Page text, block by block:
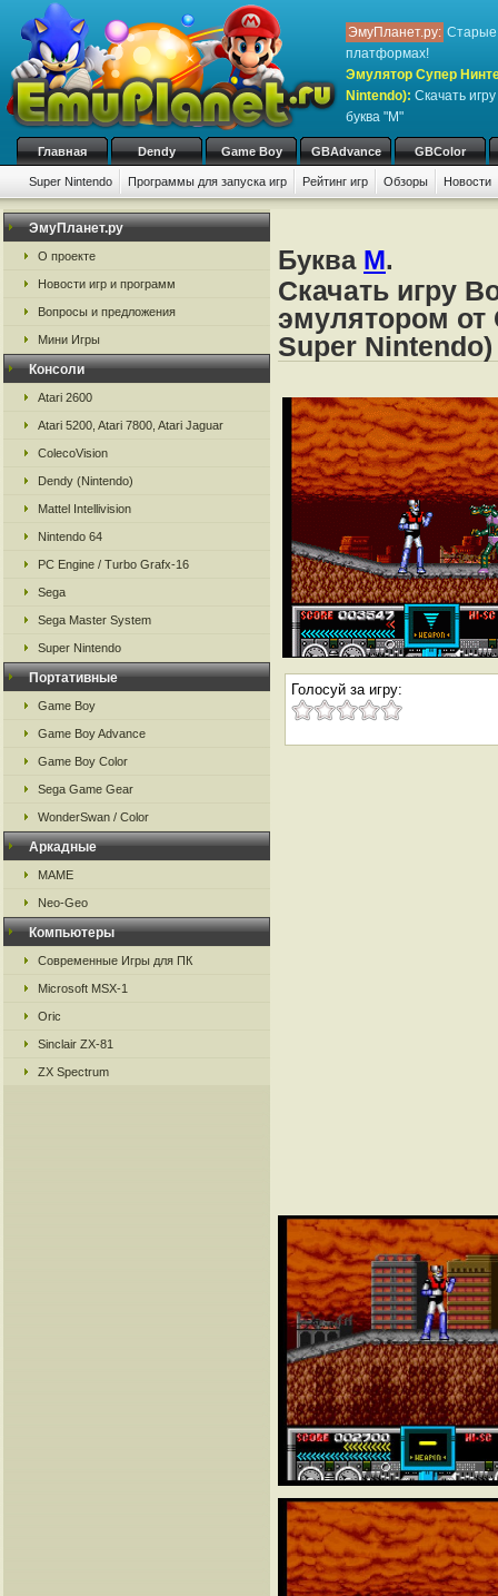
ЭмуПланет.ру: Старые
платформах!
Эмулятор Супер
Nintendo): Скачать игру
буква "M"
Главная Dendy Game Boy GBAdvance GBColor
Super Nintendo Программы для запуска игр Рейтинг игр Обзоры Новости
Игры: # A B C D E F G H I
ЭмуПланет.ру
О проекте
Новости игр и программ
Вопросы и предложения
Мини Игры
Консоли
Atari 2600
Atari 5200, Atari 7800, Atari Jaguar
ColecoVision
Dendy (Nintendo)
Mattel Intellivision
Nintendo 64
PC Engine / Turbo Grafx-16
Sega
Sega Master System
Super Nintendo
Портативные
Game Boy
Game Boy Advance
Game Boy Color
Sega Game Gear
WonderSwan / Color
Аркадные
MAME
Neo-Geo
Компьютеры
Современные Игры для ПК
Microsoft MSX-1
Oric
Sinclair ZX-81
ZX Spectrum
Буква M.
Скачать игру
эмулятором от
Super Nintendo)
Голосуй за игру: